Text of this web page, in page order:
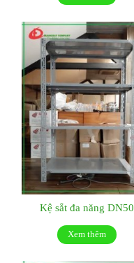
Kệ sắt đa năng DN50
Xem thêm